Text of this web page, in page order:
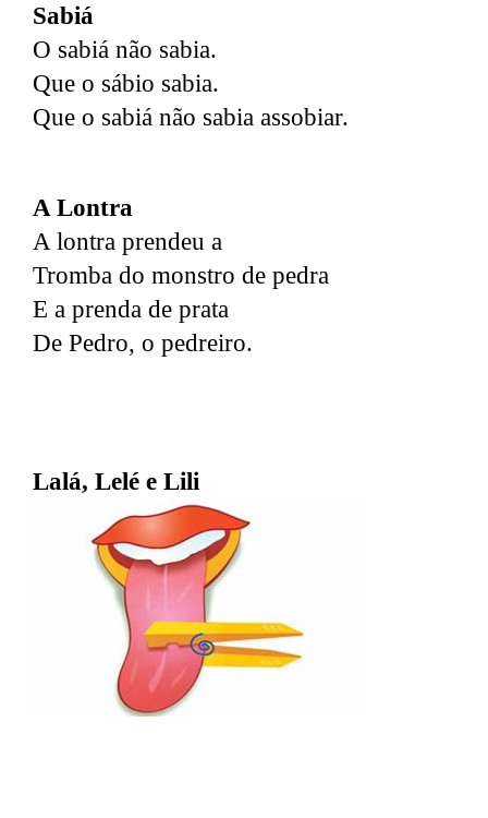
Sabiá
O sabiá não sabia.
Que o sábio sabia.
Que o sabiá não sabia assobiar.
A Lontra
A lontra prendeu a
Tromba do monstro de pedra
E a prenda de prata
De Pedro, o pedreiro.
Lalá, Lelé e Lili